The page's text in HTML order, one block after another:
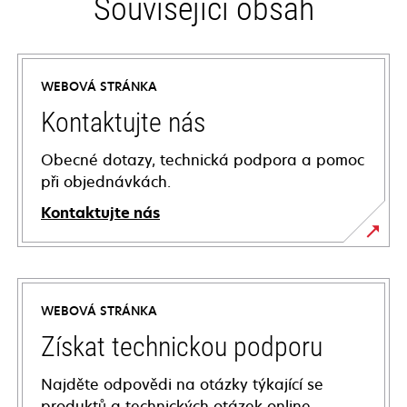
Související obsah
WEBOVÁ STRÁNKA
Kontaktujte nás
Obecné dotazy, technická podpora a pomoc
při objednávkách.
Kontaktujte nás
WEBOVÁ STRÁNKA
Získat technickou podporu
Najděte odpovědi na otázky týkající se